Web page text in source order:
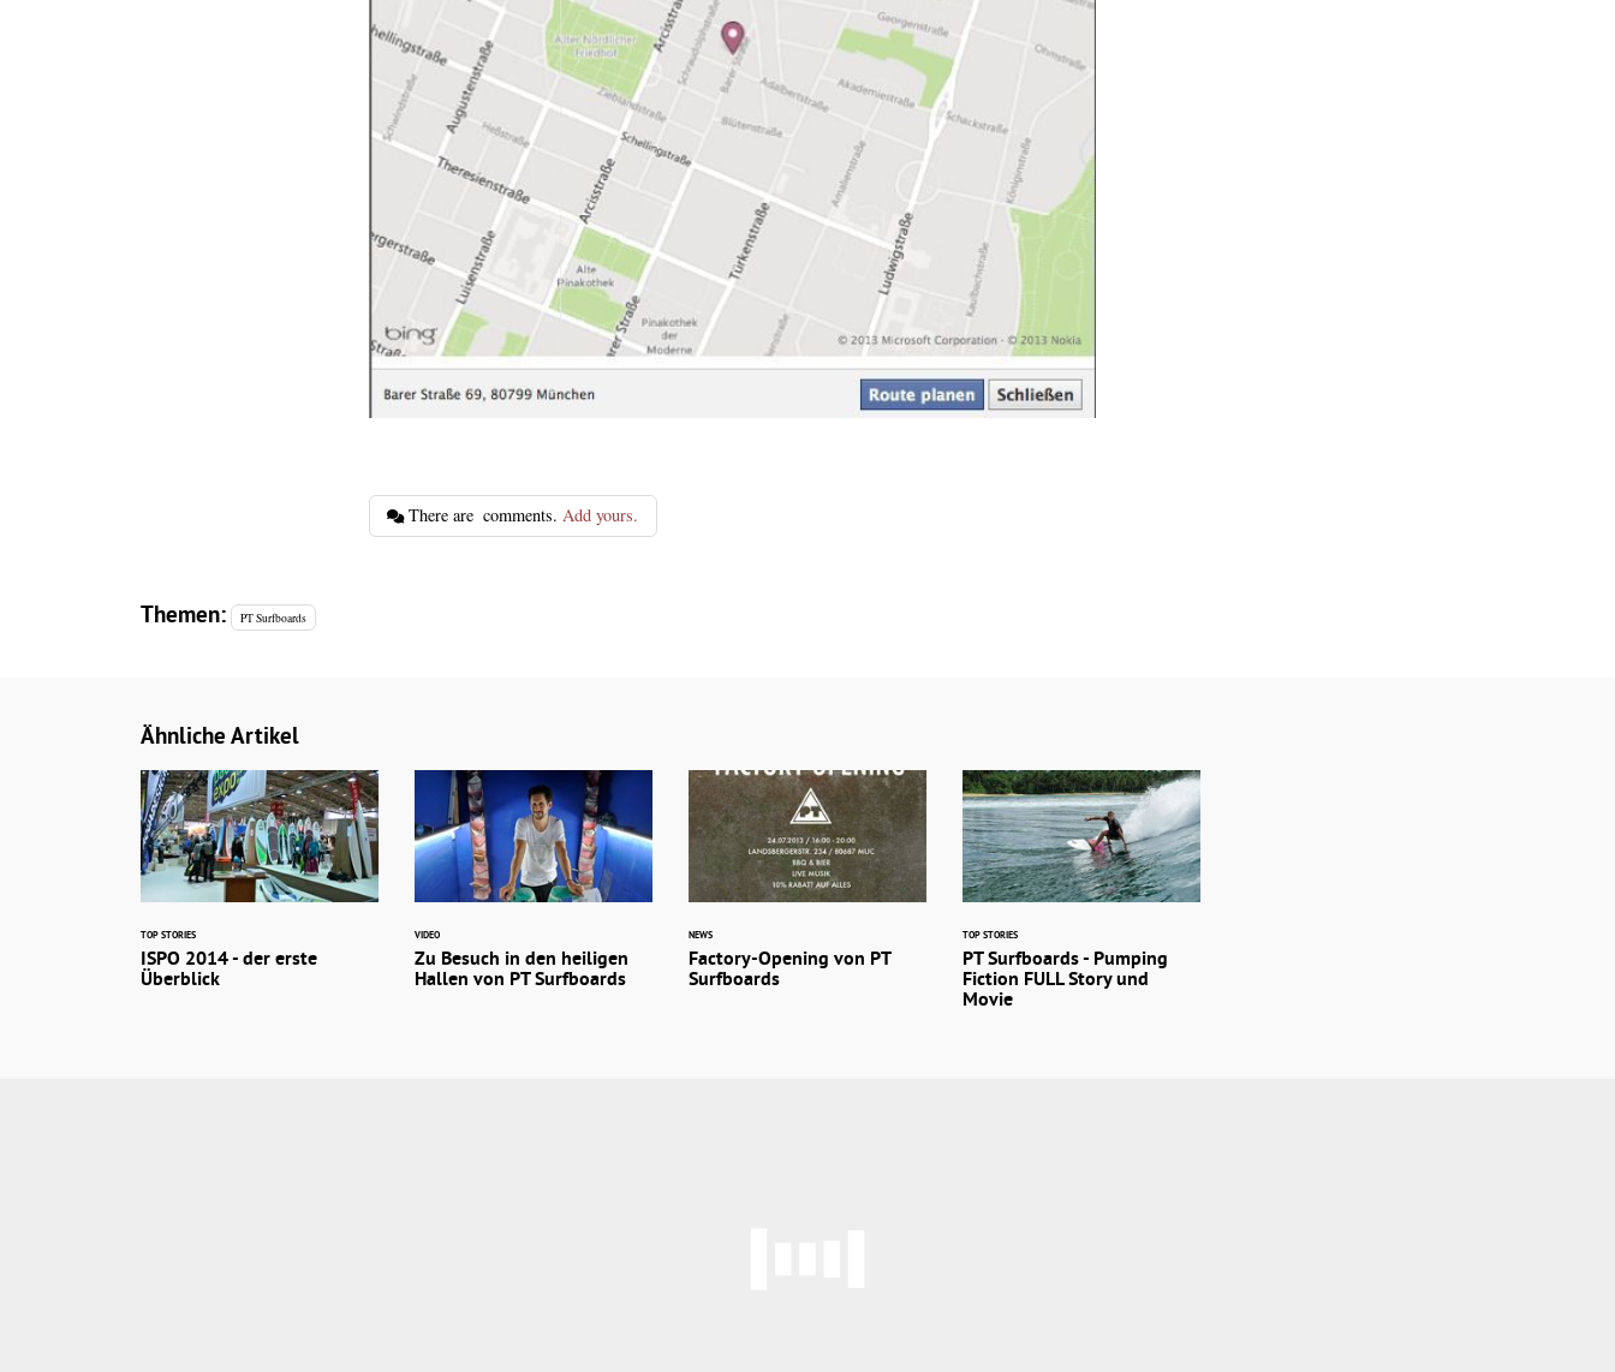
There are comments.Add yours.
Themen: PT Surfboards
Ähnliche Artikel
TOP STORIES
ISPO 2014 - der erste
Überblick
VIDEO
Zu Besuch in den heiligen
Hallen von PT Surfboards
NEWS
Factory-Opening von PT
Surfboards
TOP STORIES
PT Surfboards - Pumping
Fiction FULL Story und
Movie